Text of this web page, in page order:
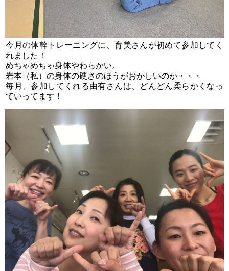
今月の体幹トレーニングに、育美さんが初めて参加してく
れました！
めちゃめちゃ身体やわらかい。
岩本（私）の身体の硬さのほうがおかしいのか・・・
毎月、参加してくれる由有さんは、どんどん柔らかくなっ
ていってます！